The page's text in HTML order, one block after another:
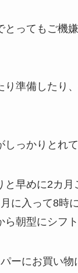
とってもご機
り準備したり
しっかりとれ
と早めに2カ月
に入って8時
朝型にシフト
ーにお買い物